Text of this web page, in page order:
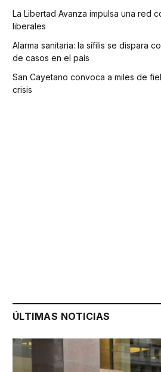
La Libertad Avanza impulsa una red
liberales
Alarma sanitaria: la sífilis se dispara
de casos en el país
San Cayetano convoca a miles de
crisis
ÚLTIMAS NOTICIAS